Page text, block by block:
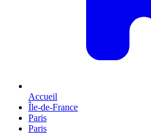
Accueil
Île-de-France
Paris
Paris